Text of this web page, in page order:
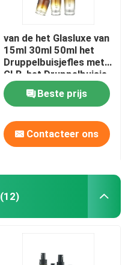
van de het Glasluxe van
15ml 30ml 50ml het
Druppelbuisjefles met
GLB-het Druppelbuisje
van de Etherische
olieflesBeste prijs
Contacteer ons
(12)